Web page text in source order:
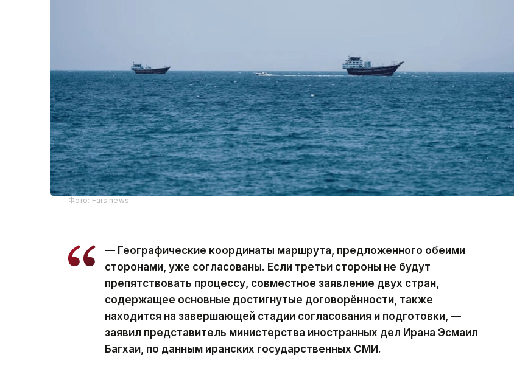
Фото: Fars news
— Географические координаты маршрута, предложенного обеими
сторонами, уже согласованы. Если третьи стороны не будут
препятствовать процессу, совместное заявление двух стран,
содержащее основные достигнутые договорённости, также
находится на завершающей стадии согласования и подготовки, —
заявил представитель министерства иностранных дел Ирана Эсмаил
Багхаи, по данным иранских государственных СМИ.